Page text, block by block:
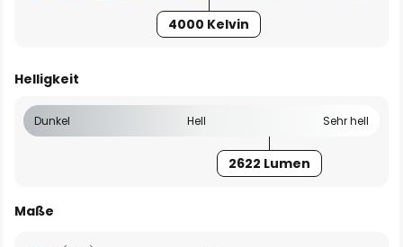
4000 Kelvin
Helligkeit
Dunkel Hell Sehr hell
2622 Lumen
Maße